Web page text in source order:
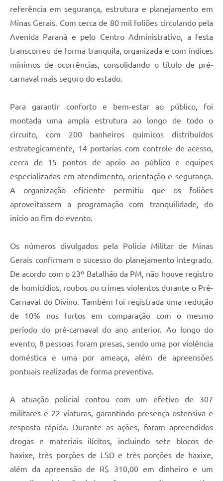
referência em segurança, estrutura e planejamento em
Minas Gerais. Com cerca de 80 mil foliões circulando pela
Avenida Paraná e pelo Centro Administrativo, a festa
transcorreu de forma tranquila, organizada e com índices
mínimos de ocorrências, consolidando o título de pré-
carnaval mais seguro do estado.
Para garantir conforto e bem-estar ao público, foi
montada uma ampla estrutura ao longo de todo o
circuito, com 200 banheiros químicos distribuídos
estrategicamente, 14 portarias com controle de acesso,
cerca de 15 pontos de apoio ao público e equipes
especializadas em atendimento, orientação e segurança.
A organização eficiente permitiu que os foliões
aproveitassem a programação com tranquilidade, do
início ao fim do evento.
Os números divulgados pela Polícia Militar de Minas
Gerais confirmam o sucesso do planejamento integrado.
De acordo com o 23º Batalhão da PM, não houve registro
de homicídios, roubos ou crimes violentos durante o Pré-
Carnaval do Divino. Também foi registrada uma redução
de 10% nos furtos em comparação com o mesmo
período do pré-carnaval do ano anterior. Ao longo do
evento, 8 pessoas foram presas, sendo uma por violência
doméstica e uma por ameaça, além de apreensões
pontuais realizadas de forma preventiva.
A atuação policial contou com um efetivo de 307
militares e 22 viaturas, garantindo presença ostensiva e
resposta rápida. Durante as ações, foram apreendidos
drogas e materiais ilícitos, incluindo sete blocos de
haxixe, três porções de LSD e três porções de haxixe,
além da apreensão de R$ 310,00 em dinheiro e um